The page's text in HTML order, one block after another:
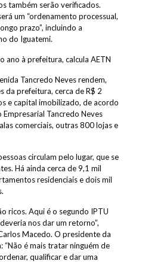
também serão verificados.
um “ordenamento processual,
prazo”, incluindo a
do Iguatemi.
ano à prefeitura, calcula AETN
Tancredo Neves rendem,
da prefeitura, cerca de R$ 2
e capital imobilizado, de acordo
Tancredo Neves
comerciais, outras 800 lojas e
circulam pelo lugar, que se
Há ainda cerca de 9,1 mil
residenciais e dois mil
ricos. Aqui é o segundo IPTU
nos dar um retorno”,
Macedo. O presidente da
“Não é mais tratar ninguém de
qualificar e dar uma